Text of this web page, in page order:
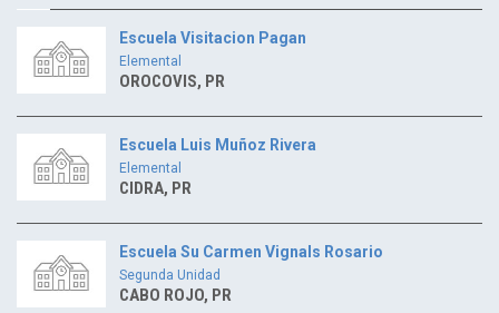
Escuela Visitacion Pagan
Elemental
OROCOVIS, PR
Escuela Luis Muñoz Rivera
Elemental
CIDRA, PR
Escuela Su Carmen Vignals Rosario
Segunda Unidad
CABO ROJO, PR